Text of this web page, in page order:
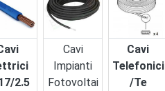
2.5
Cavi
Impianti
Fotovoltai
Cavi
Telefonici
/te